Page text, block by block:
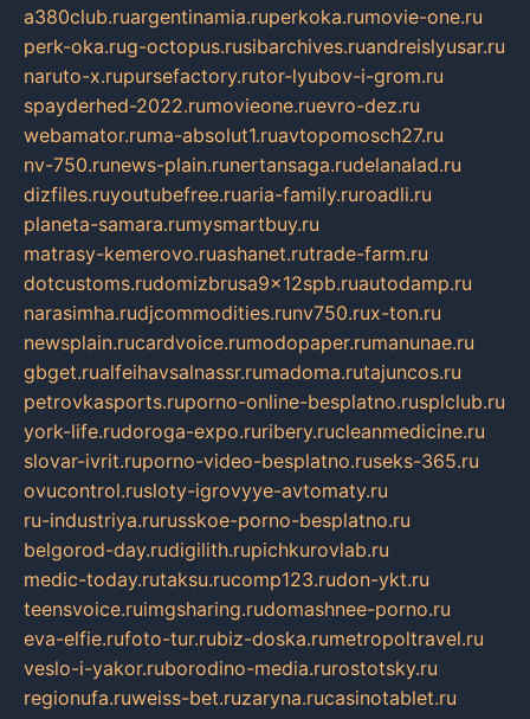
a380club.ruargentinamia.ruperkoka.rumovie-one.ru
perk-oka.rug-octopus.rusibarchives.ruandreislyusar.ru
naruto-x.rupursefactory.rutor-lyubov-i-grom.ru
spayderhed-2022.rumovieone.ruevro-dez.ru
webamator.ruma-absolut1.ruavtopomosch27.ru
nv-750.runews-plain.runertansaga.rudelanalad.ru
dizfiles.ruyoutubefree.ruaria-family.ruroadli.ru
planeta-samara.rumysmartbuy.ru
matrasy-kemerovo.ruashanet.rutrade-farm.ru
dotcustoms.rudomizbrusa9x12spb.ruautodamp.ru
narasimha.rudjcommodities.runv750.rux-ton.ru
newsplain.rucardvoice.rumodopaper.rumanunae.ru
gbget.rualfeihavsalnassr.rumadoma.rutajuncos.ru
petrovkasports.ruporno-online-besplatno.rusplclub.ru
york-life.rudoroga-expo.ruribery.rucleanmedicine.ru
slovar-ivrit.ruporno-video-besplatno.ruseks-365.ru
ovucontrol.rusloty-igrovyye-avtomaty.ru
ru-industriya.rurusskoe-porno-besplatno.ru
belgorod-day.rudigilith.rupichkurovlab.ru
medic-today.rutaksu.rucomp123.rudon-ykt.ru
teensvoice.ruimgsharing.rudomashnee-porno.ru
eva-elfie.rufoto-tur.rubiz-doska.rumetropoltravel.ru
veslo-i-yakor.ruborodino-media.rurostotsky.ru
regionufa.ruweiss-bet.ruzaryna.rucasinotablet.ru